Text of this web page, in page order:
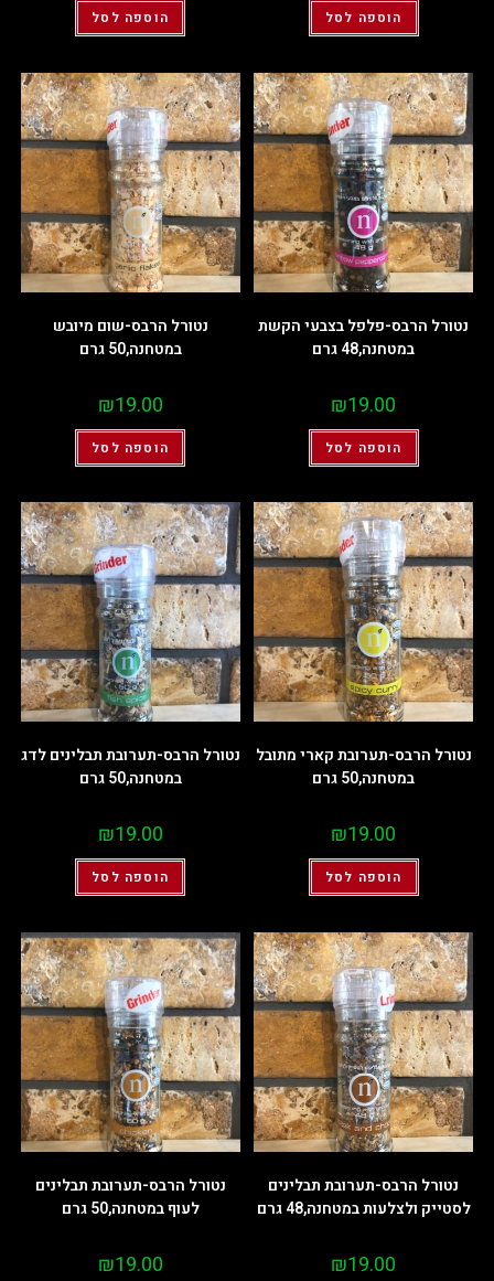
הוספה לסל הוספה לסל
נטורל הרבס-פלפל בצבעי הקשת
במטחנה,48 גרם
₪19.00
הוספה לסל
נטורל הרבס-שום מיובש
במטחנה,50 גרם
₪19.00
הוספה לסל
נטורל הרבס-תערובת קארי מתובל
במטחנה,50 גרם
₪19.00
הוספה לסל
נטורל הרבס-תערובת תבלינים לדג
במטחנה,50 גרם
₪19.00
הוספה לסל
נטורל הרבס-תערובת תבלינים
לסטייק ולצלעות במטחנה,48 גרם
₪19.00
נטורל הרבס-תערובת תבלינים
לעוף במטחנה,50 גרם
₪19.00